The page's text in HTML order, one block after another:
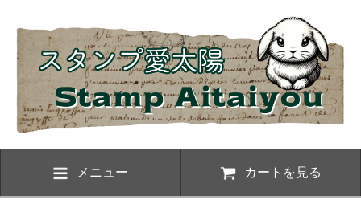
メニュー カートを見る